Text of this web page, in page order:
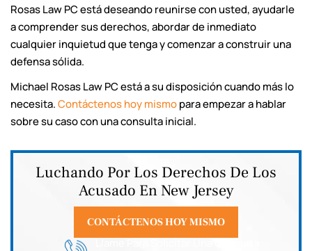
Rosas Law PC está deseando reunirse con usted, ayudarle
a comprender sus derechos, abordar de inmediato
cualquier inquietud que tenga y comenzar a construir una
defensa sólida.
Michael Rosas Law PC está a su disposición cuando más lo
necesita.Contáctenos hoy mismopara empezar a hablar
sobre su caso con una consulta inicial.
Luchando Por Los Derechos De Los
Acusado En New Jersey
CONTÁCTENOS HOY MISMO
Llame Para Solicitar Una Consulta